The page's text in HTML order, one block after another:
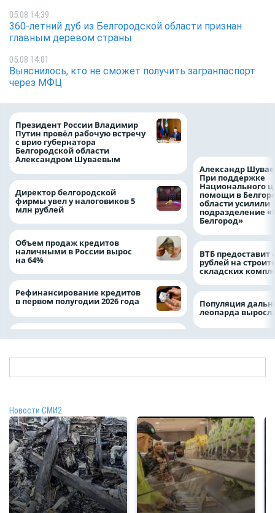
05.08 14:39
360-летний дуб из Белгородской области признан
главным деревом страны
05.08 14:01
Выяснилось, кто не сможет получить загранпаспорт
через МФЦ
Президент России Владимир
Путин провёл рабочую встречу
с врио губернатора
Белгородской области
Александром Шуваевым
Директор белгородской
фирмы увел у налоговиков 5
млн рублей
Объем продаж кредитов
наличными в России вырос
на 64%
Рефинансирование кредитов
в первом полугодии 2026 года
Александр
При поддержке
Национального
помощи в
области усилили
подразделение
Белгород»
ВТБ предоставит
рублей на
складских
Популяция
леопарда
Новости СМИ2